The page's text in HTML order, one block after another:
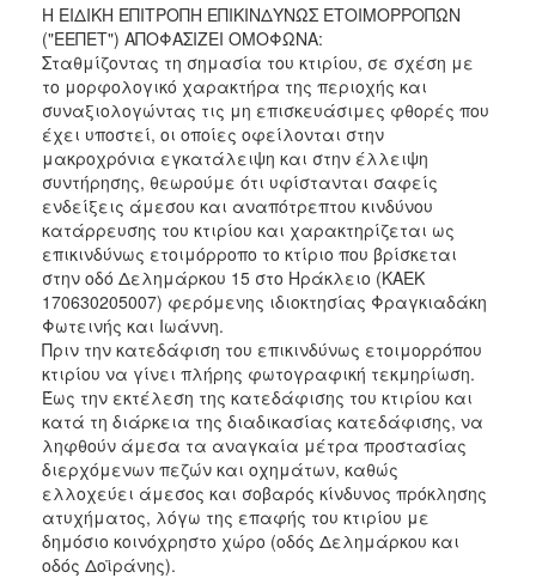
Η ΕΙΔΙΚΗ ΕΠΙΤΡΟΠΗ ΕΠΙΚΙΝΔΥΝΩΣ ΕΤΟΙΜΟΡΡΟΠΩΝ
("ΕΕΠΕΤ") ΑΠΟΦΑΣΙΖΕΙ ΟΜΟΦΩΝΑ:
Σταθμίζοντας τη σημασία του κτιρίου, σε σχέση με
το μορφολογικό χαρακτήρα της περιοχής και
συναξιολογώντας τις μη επισκευάσιμες φθορές που
έχει υποστεί, οι οποίες οφείλονται στην
μακροχρόνια εγκατάλειψη και στην έλλειψη
συντήρησης, θεωρούμε ότι υφίστανται σαφείς
ενδείξεις άμεσου και αναπότρεπτου κινδύνου
κατάρρευσης του κτιρίου και χαρακτηρίζεται ως
επικινδύνως ετοιμόρροπο το κτίριο που βρίσκεται
στην οδό Δελημάρκου 15 στο Ηράκλειο (ΚΑΕΚ
170630205007) φερόμενης ιδιοκτησίας Φραγκιαδάκη
Φωτεινής και Ιωάννη.
Πριν την κατεδάφιση του επικινδύνως ετοιμορρόπου
κτιρίου να γίνει πλήρης φωτογραφική τεκμηρίωση.
Έως την εκτέλεση της κατεδάφισης του κτιρίου και
κατά τη διάρκεια της διαδικασίας κατεδάφισης, να
ληφθούν άμεσα τα αναγκαία μέτρα προστασίας
διερχόμενων πεζών και οχημάτων, καθώς
ελλοχεύει άμεσος και σοβαρός κίνδυνος πρόκλησης
ατυχήματος, λόγω της επαφής του κτιρίου με
δημόσιο κοινόχρηστο χώρο (οδός Δελημάρκου και
οδός Δοϊράνης).